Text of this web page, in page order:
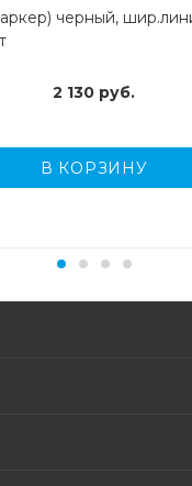
черный,
2 130 руб.
В КОРЗИНУ